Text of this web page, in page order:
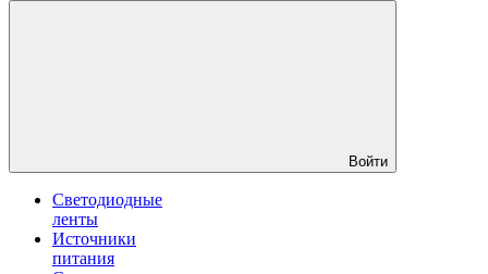
Войти
Светодиодные
ленты
Источники
питания